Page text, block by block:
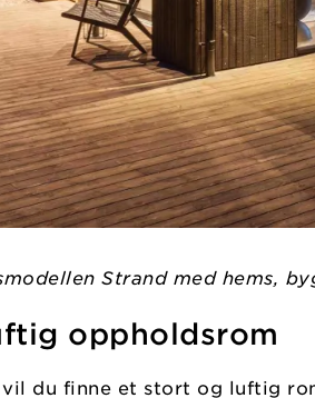
Strand med hems,
oppholdsrom
vil du finne et stort og luftig